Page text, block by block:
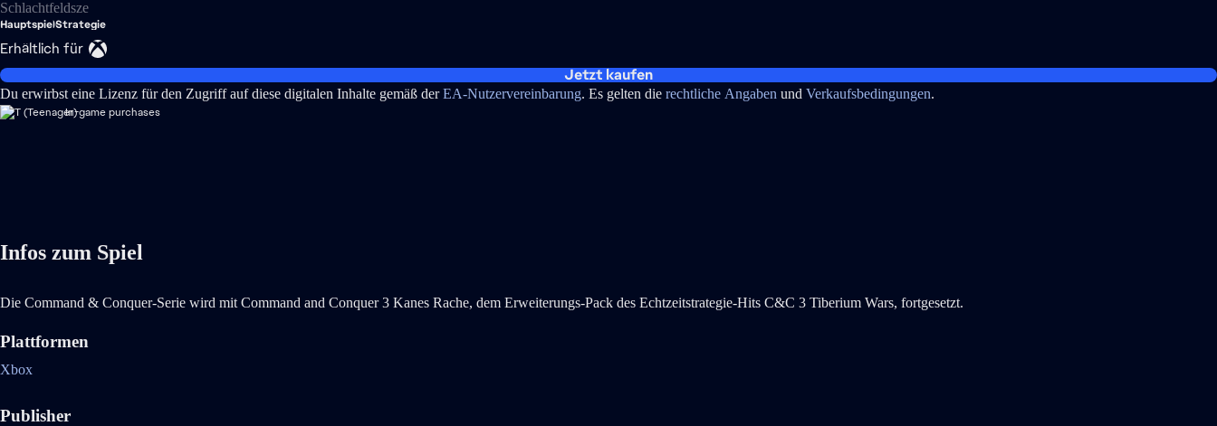
HauptspielStrategie
Erhältlich für
Jetzt kaufen
Du erwirbst eine Lizenz für den Zugriff auf diese digitalen Inhalte gemäß derEA-Nutzervereinbarung. Es gelten die rechtliche Angaben und Verkaufsbedingungen.
In-game purchases
Infos zum Spiel
Die Command & Conquer-Serie wird mit Command and Conquer 3 Kanes Rache, dem Erweiterungs-Pack des Echtzeitstrategie-Hits C&C 3 Tiberium Wars, fortgesetzt.
Plattformen
Xbox
Publisher